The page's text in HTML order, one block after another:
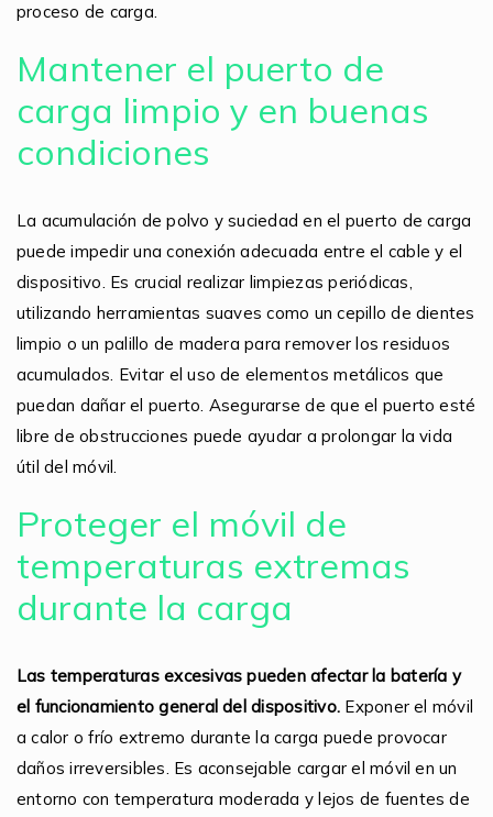
proceso de carga.
Mantener el puerto de
carga limpio y en buenas
condiciones
La acumulación de polvo y suciedad en el puerto de carga
puede impedir una conexión adecuada entre el cable y el
dispositivo. Es crucial realizar limpiezas periódicas,
utilizando herramientas suaves como un cepillo de dientes
limpio o un palillo de madera para remover los residuos
acumulados. Evitar el uso de elementos metálicos que
puedan dañar el puerto. Asegurarse de que el puerto esté
libre de obstrucciones puede ayudar a prolongar la vida
útil del móvil.
Proteger el móvil de
temperaturas extremas
durante la carga
Las temperaturas excesivas pueden afectar la batería y
el funcionamiento general del dispositivo. Exponer el móvil
a calor o frío extremo durante la carga puede provocar
daños irreversibles. Es aconsejable cargar el móvil en un
entorno con temperatura moderada y lejos de fuentes de